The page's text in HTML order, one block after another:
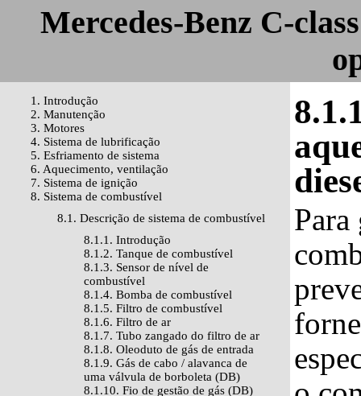
Mercedes-Benz C-
1. Introdução
2. Manutenção
3. Motores
4. Sistema de lubrificação
5. Esfriamento de sistema
6. Aquecimento, ventilação
7. Sistema de ignição
8. Sistema de combustível
8.1. Descrição de sistema de combustível
8.1.1. Introdução
8.1.2. Tanque de combustível
8.1.3. Sensor de nível de
combustível
8.1.4. Bomba de combustível
8.1.5. Filtro de combustível
8.1.6. Filtro de ar
8.1.7. Tubo zangado do filtro de ar
8.1.8. Oleoduto de gás de entrada
8.1.9. Gás de cabo / alavanca de
uma válvula de borboleta (DB)
8.1.10. Fio de gestão de gás (DB)